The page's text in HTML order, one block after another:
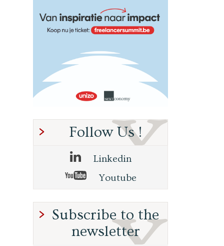
Follow Us !
Linkedin
Youtube
Subscribe to the
newsletter